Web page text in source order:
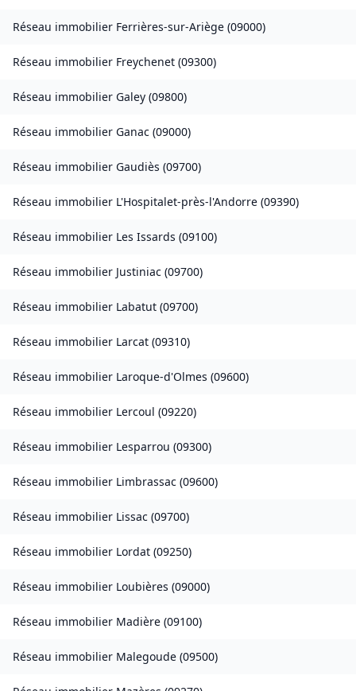
Réseau immobilier Ferrières-sur-Ariège (09000)
Réseau immobilier Freychenet (09300)
Réseau immobilier Galey (09800)
Réseau immobilier Ganac (09000)
Réseau immobilier Gaudiès (09700)
Réseau immobilier L'Hospitalet-près-l'Andorre (09390)
Réseau immobilier Les Issards (09100)
Réseau immobilier Justiniac (09700)
Réseau immobilier Labatut (09700)
Réseau immobilier Larcat (09310)
Réseau immobilier Laroque-d'Olmes (09600)
Réseau immobilier Lercoul (09220)
Réseau immobilier Lesparrou (09300)
Réseau immobilier Limbrassac (09600)
Réseau immobilier Lissac (09700)
Réseau immobilier Lordat (09250)
Réseau immobilier Loubières (09000)
Réseau immobilier Madière (09100)
Réseau immobilier Malegoude (09500)